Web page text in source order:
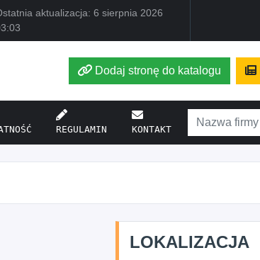
aktualizacja: 6 sierpnia 2026
Dodaj stronę do katalogu
REGULAMIN KONTAKT
LOKALIZACJA